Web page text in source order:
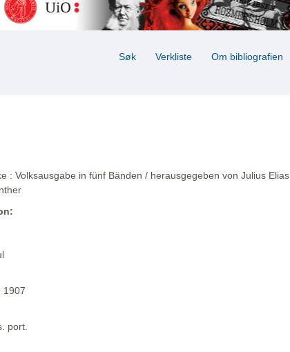
Søk Verkliste Om bibliografien
: Volksausgabe in fünf Bänden / herausgegeben von Julius Elias
1907
port.